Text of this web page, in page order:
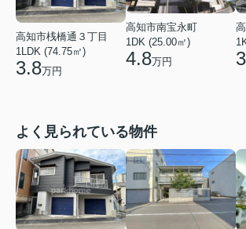
高知市桟橋通３丁目
1LDK (74.75㎡)
3.8万円
高知市南宝永町
1DK (25.00㎡)
4.8万円
よく見られている物件